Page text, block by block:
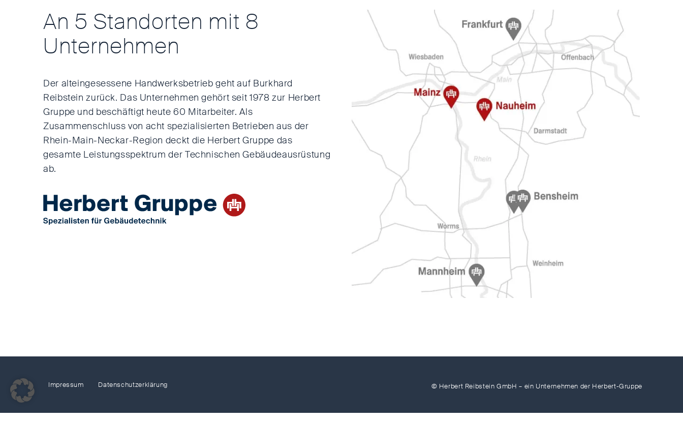
An 5 Standorten mit 8
Unternehmen
Der alteingesessene Handwerksbetrieb geht auf Burkhard
Reibstein zurück. Das Unternehmen gehört seit 1978 zur Herbert
Gruppe und beschäftigt heute 60 Mitarbeiter. Als
Zusammenschluss von acht spezialisierten Betrieben aus der
Rhein-Main-Neckar-Region deckt die Herbert Gruppe das
gesamte Leistungsspektrum der Technischen Gebäudeausrüstung
ab.
Impressum Datenschutzerklärung © Herbert Reibstein GmbH – ein Unternehmen der Herbert-Gruppe